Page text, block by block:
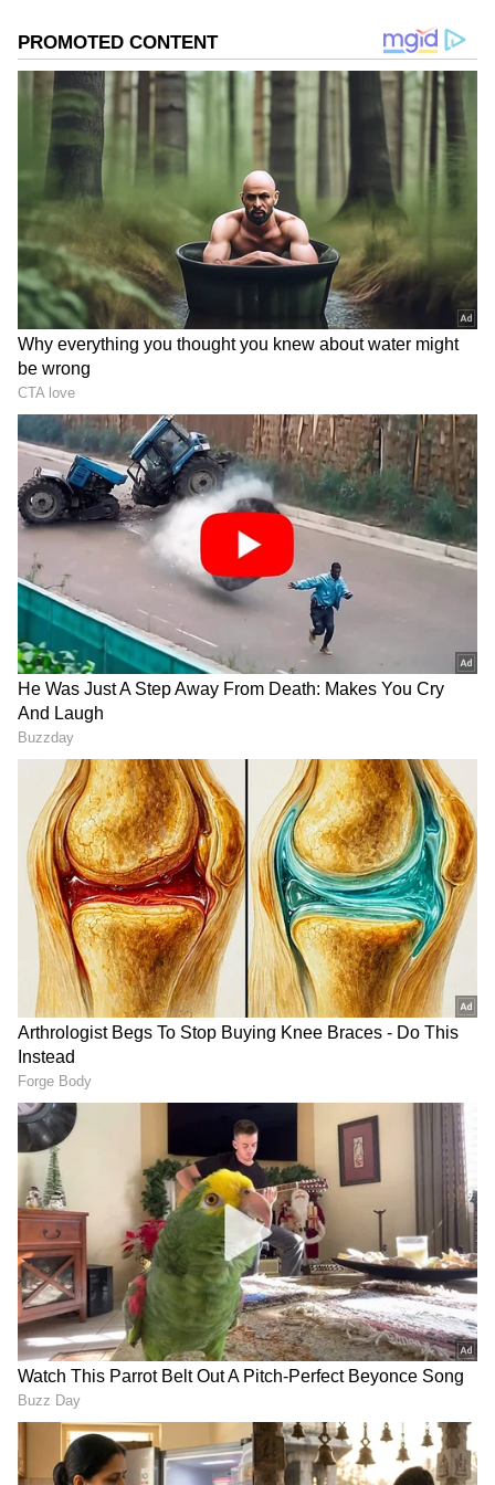
Related Articles
ಶಿವಮೊಗ್ಗ-ತಾಳಗುಪ್ಪ ಮಲೆನಾಡು ರೈಲ್ವೇ ಪ್ರಯಾಣಿಕರಿಗೆ
ಗುಡ್‌ ನ್ಯೂಸ್ ಕೊಟ್ಟ ಸಂಸದ ಬಿ.ವೈ ರಾಘವೇಂದ್ರ!
ಶಿವಮೊಗ್ಗ ಜನತೆಯ ಬೇಡಿಕೆ ಈಡೇರಿಕೆ: ಯಶವಂತಪುರ-
ತಾಳಗುಪ್ಪ ರೈಲು ಪ್ರಯಾಣಿಕರಿಗೆ ಹ್ಯಾಪಿ ನ್ಯೂಸ್
DOWNLOAD APP
RECOMMENDED STORIES
ಧರ್ಮಸ್ಥಳಕ್ಕೆ ವಿಜಯೇಂದ್ರ ಭೇಟಿ,
ಹೆಸರೆತ್ತಿದ ಪ್ರಾಯಶ್ಚಿತ್ತಕ್ಕೆ
ಮಂಜುನಾಥನ ದರ್ಶನ ಪಡೆದ್ರಾ
ಬಿಜೆಪಿ ರಾಜ್ಯಾಧ್ಯಕ್ಷ?
ರಸ್ತೆ ಅಪಘಾತದಲ್ಲಿ ಮೃತನ 2ನೇ
ಪತ್ನಿಗೂ ಸಮಾನ ಪರಿಹಾರ
ಕೊಡಬೇಕು: ಹೈಕೋರ್ಟ್
ಮಹತ್ವದ ಆದೇಶ
ಪದೇ ಪದೇ ಕೈಕೊಡುತ್ತಿದೆ ನಮ್ಮ
ಮೆಟ್ರೋ, ಮೂರು ವರ್ಷದಲ್ಲಿ 21
ಬಾರಿ ಎಡವಟ್ಟಿಗೆ ಬೇಸತ್ತ
ಪ್ರಯಾಣಿಕರು
Vokkaligara Sangha:
ನೇಮಕಾತೀಲಿ ಭ್ರಷ್ಟಾಚಾರ
ನಡೆದಿದೆ ಅಂತ ಆರೋಪ
ಮಾಡಿದವರಿಂದಲೇ ಹಲವು
ಅಕ್ರಮ: ಒಕ್ಕಲಿಗರ ಸಂಘ
LATEST VIDEOS
"ರಾಜಕೀಯ ಬೇಡ, ಸಿನಿಮಾನೇ ಪ್ರಾಣ":
ಕನಕೋತ್ಸವದಲ್ಲಿ ರಿಷಬ್ ಶೆಟ್ಟಿ | Rishab
Shetty speech | Suvarna News
ಶೇ.50 ರಿಂದ ಶೇ.18 ಕ್ಕೆ TAX ಇಳಿಕೆ: ಮೋದಿ-
ಟ್ರಂಪ್ ಐತಿಹಾಸಿಕ ಒಪ್ಪಂದ | India US
Trade Deal | Party Rounds